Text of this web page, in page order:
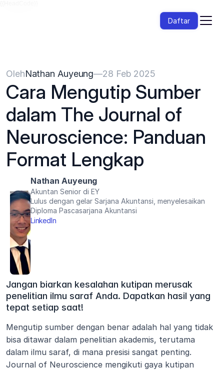
Daftar
OlehNathan Auyeung—28 Feb 2025
Cara Mengutip Sumber
dalam The Journal of
Neuroscience: Panduan
Format Lengkap
Nathan Auyeung
Akuntan Senior di EY
Lulus dengan gelar Sarjana Akuntansi, menyelesaikan
Diploma Pascasarjana Akuntansi
LinkedIn
Jangan biarkan kesalahan kutipan merusak
penelitian ilmu saraf Anda. Dapatkan hasil yang
tepat setiap saat!
Mengutip sumber dengan benar adalah hal yang tidak
bisa ditawar dalam penelitian akademis, terutama
dalam ilmu saraf, di mana presisi sangat penting.
Journal of Neuroscience mengikuti gaya kutipan